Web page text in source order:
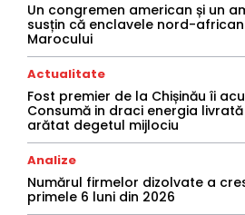
Un congremen american și un
susțin că enclavele nord-
Marocului
Actualitate
Fost premier de la Chișinău îi
Consumă in draci energia
arătat degetul mijlociu
Analize
Numărul firmelor dizolvate a
primele 6 luni din 2026